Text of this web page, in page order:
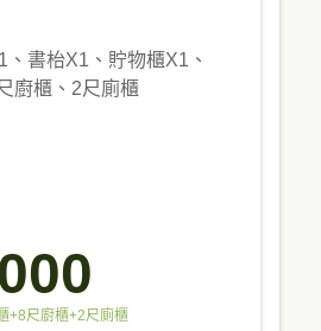
、書枱X1、貯物櫃X1、
廚櫃、2尺廁櫃
+8尺廚櫃+2尺廁櫃